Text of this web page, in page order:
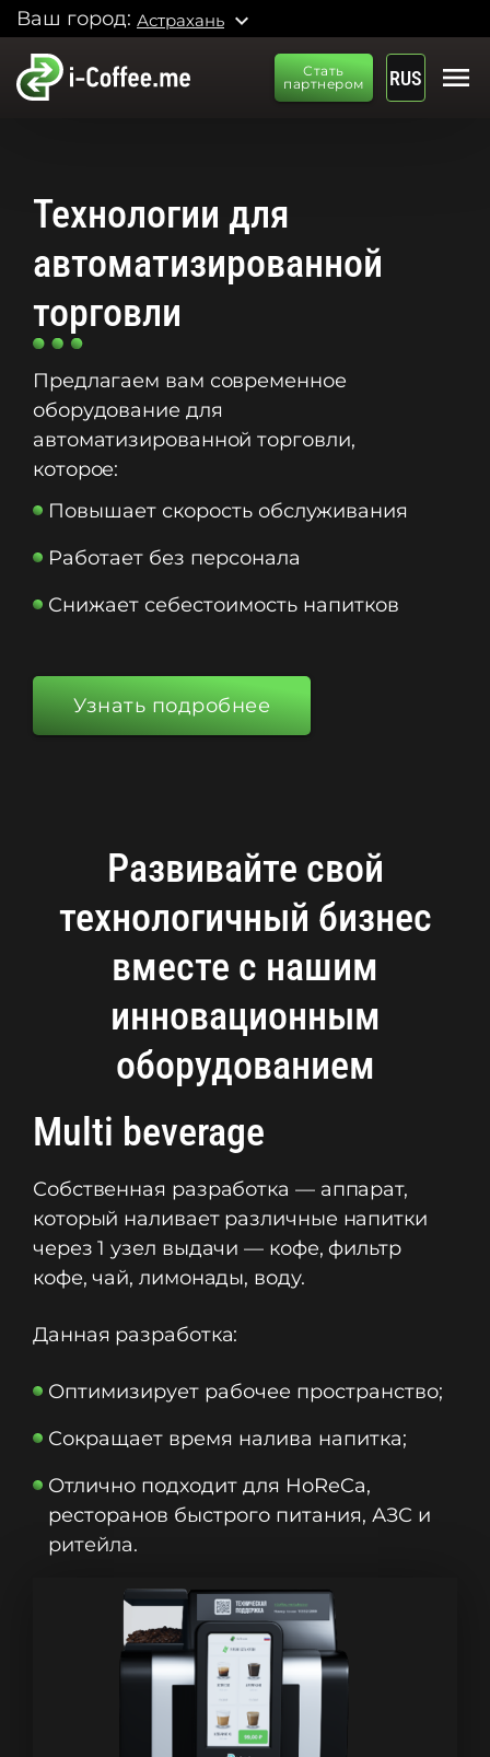
Ваш город: Астрахань expand_more
Стать
партнером
RUS menu
Технологии для
автоматизированной
торговли
Предлагаем вам современное
оборудование для
автоматизированной торговли,
которое:
Повышает скорость обслуживания
Работает без персонала
Снижает себестоимость напитков
Узнать подробнее
Развивайте свой
технологичный бизнес
вместе с нашим
инновационным
оборудованием
Multi beverage
Собственная разработка — аппарат,
который наливает различные напитки
через 1 узел выдачи — кофе, фильтр
кофе, чай, лимонады, воду.
Данная разработка:
Оптимизирует рабочее пространство;
Сокращает время налива напитка;
Отлично подходит для HoReCa,
ресторанов быстрого питания, АЗС и
ритейла.